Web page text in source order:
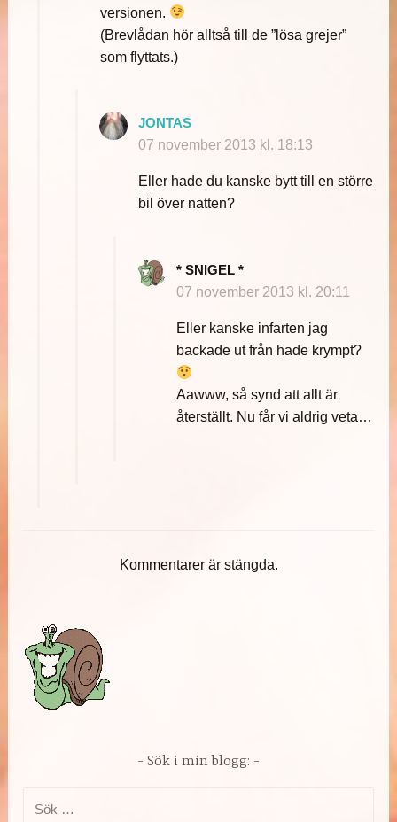
versionen.
(Brevlådan hör alltså till de ”lösa grejer”
som flyttats.)
JONTAS
07 november 2013 kl. 18:13
Eller hade du kanske bytt till en större
bil över natten?
* SNIGEL *
07 november 2013 kl. 20:11
Eller kanske infarten jag
backade ut från hade krympt?
Aawww, så synd att allt är
återställt. Nu får vi aldrig veta…
Kommentarer är stängda.
Sök i min blogg: